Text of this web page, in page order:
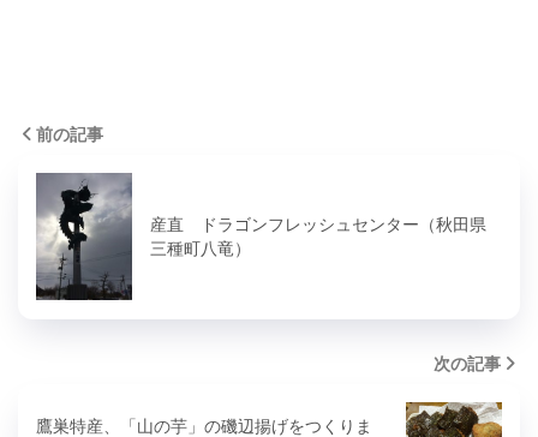
前の記事
産直 ドラゴンフレッシュセンター（秋田県
三種町八竜）
次の記事
鷹巣特産、「山の芋」の磯辺揚げをつくりま